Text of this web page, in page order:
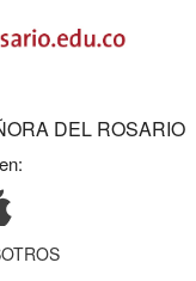
DEL ROSARIO